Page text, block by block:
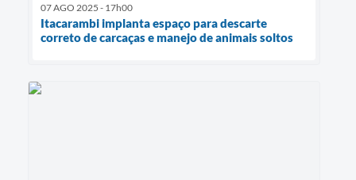
07 AGO 2025 - 17h00
Itacarambi implanta espaço para descarte
correto de carcaças e manejo de animais soltos